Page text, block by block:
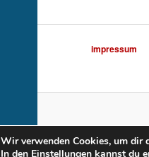
impressum
Wir verwenden Cookies, um dir
In den Einstellungen kannst du